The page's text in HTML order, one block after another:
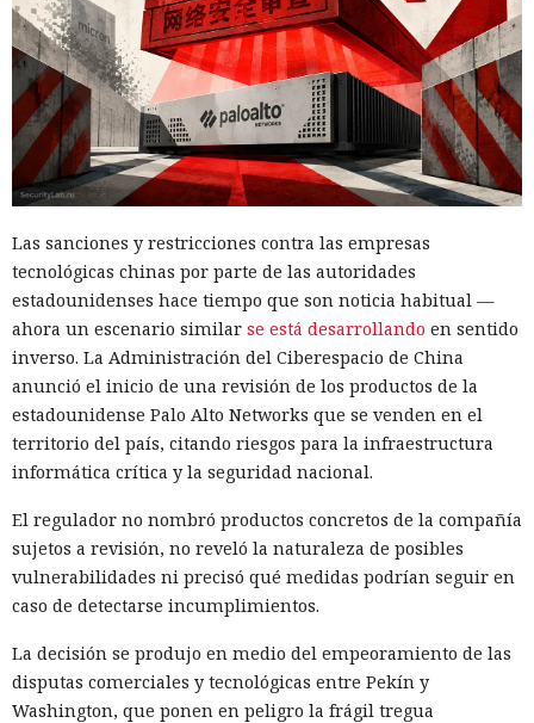
Las sanciones y restricciones contra las empresas
tecnológicas chinas por parte de las autoridades
estadounidenses hace tiempo que son noticia habitual —
ahora un escenario similar se está desarrollando en sentido
inverso. La Administración del Ciberespacio de China
anunció el inicio de una revisión de los productos de la
estadounidense Palo Alto Networks que se venden en el
territorio del país, citando riesgos para la infraestructura
informática crítica y la seguridad nacional.
El regulador no nombró productos concretos de la compañía
sujetos a revisión, no reveló la naturaleza de posibles
vulnerabilidades ni precisó qué medidas podrían seguir en
caso de detectarse incumplimientos.
La decisión se produjo en medio del empeoramiento de las
disputas comerciales y tecnológicas entre Pekín y
Washington, que ponen en peligro la frágil tregua